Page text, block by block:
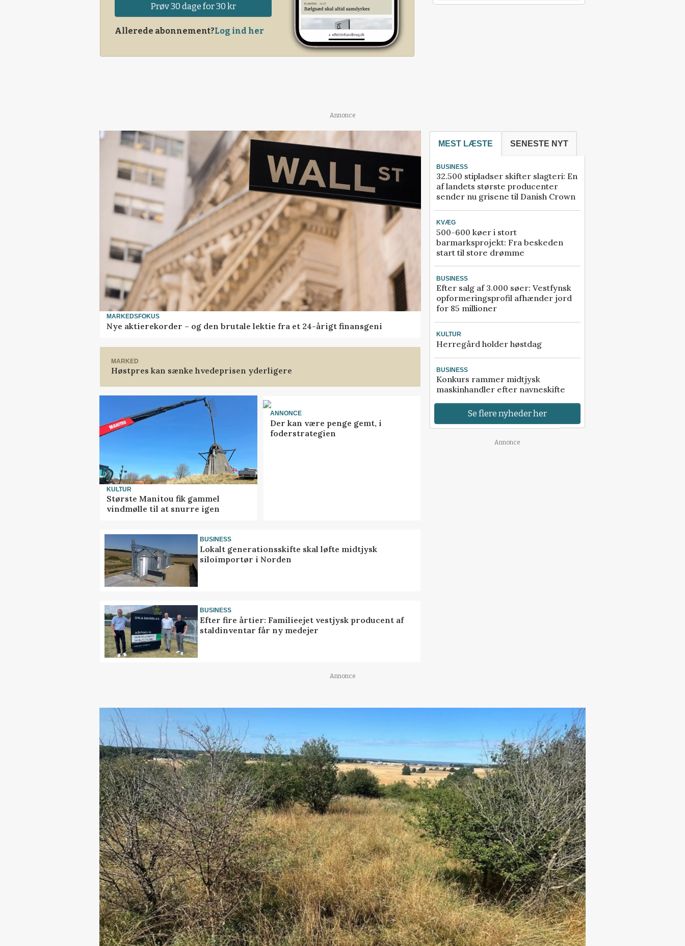
Prøv 30 dage for 30 kr
Allerede abonnement?Log ind her
Annonce
MARKEDSFOKUS
Nye aktierekorder – og den brutale lektie fra et 24-årigt finansgeni
MARKED
Høstpres kan sænke hvedeprisen yderligere
KULTUR
Største Manitou fik gammel
vindmølle til at snurre igen
ANNONCE
Der kan være penge gemt, i
foderstrategien
BUSINESS
Lokalt generationsskifte skal løfte midtjysk
siloimportør i Norden
BUSINESS
Efter fire årtier: Familieejet vestjysk producent af
staldinventar får ny medejer
MEST LÆSTE SENESTE NYT
BUSINESS
32.500 stipladser skifter slagteri: En
af landets største producenter
sender nu grisene til Danish Crown
KVÆG
500-600 køer i stort
barmarksprojekt: Fra beskeden
start til store drømme
BUSINESS
Efter salg af 3.000 søer: Vestfynsk
opformeringsprofil afhænder jord
for 85 millioner
KULTUR
Herregård holder høstdag
BUSINESS
Konkurs rammer midtjysk
maskinhandler efter navneskifte
Se flere nyheder her
Annonce
Annonce